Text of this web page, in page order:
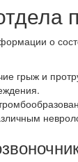
о
грыж и